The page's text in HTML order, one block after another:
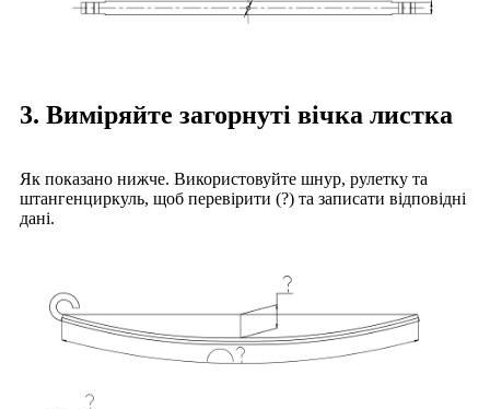
3. Виміряйте загорнуті вічка листка
Як показано нижче. Використовуйте шнур, рулетку та
штангенциркуль, щоб перевірити (?) та записати відповідні
дані.